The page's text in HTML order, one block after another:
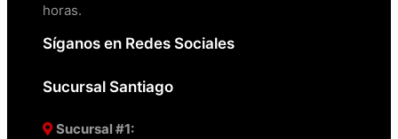
horas.
Síganos en Redes Sociales
Sucursal Santiago
Sucursal #1: